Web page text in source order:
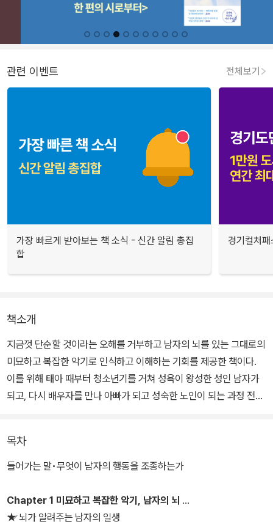
관련 이벤트 전체보기
가장 빠르게 받아보는 책 소식 - 신간 알림 총집
합
경기컬처
책소개
지금껏 단순할 것이라는 오해를 거부하고 남자의 뇌를 있는 그대로의
미묘하고 복잡한 악기로 인식하고 이해하는 기회를 제공한 책이다.
이를 위해 태아 때부터 청소년기를 거쳐 성욕이 왕성한 성인 남자가
되고, 다시 배우자를 만나 아빠가 되고 성숙한 노인이 되는 과정 전체
몬의 작용도 일평생 주위 환경과 상호작용을 하면서 변화를 겪는다는
점도 밝히고 있다.
아버지, 오빠, 남편, 그리고 고등학교를 4년이나 다닌 끝에 간신히 대
학에 들어간 아들을 둔 저자 루안 브리젠딘은 캘리포니아대(UCSF)
목차
들어가는 말•무엇이 남자의 행동을 조종하는가
Chapter 1 미묘하고 복잡한 악기, 남자의 뇌
★ 뇌가 알려주는 남자의 일생